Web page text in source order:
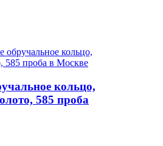
кольцо,
585 проба